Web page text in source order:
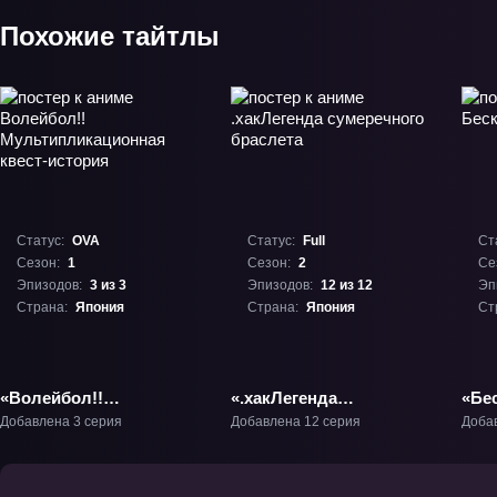
Похожие тайтлы
Статус: OVA
Сезон: 1
Эпизодов: 3 из 3
Страна: Япония
«Волейбол!!
Мультипликационная
Добавлена 3 серия
Статус:
Full
Сезон: 2
Эпизодов: 12 из 12
Страна: Япония
«.хакЛегенда
сумеречного браслета»
Добавлена 12 серия